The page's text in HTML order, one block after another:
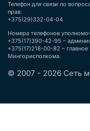
Телефон для связи по
прав:
+375(29)332-04-04
Номера телефонов
+375(17)390-42-95 –
+375(17)218-00-82 – главное
Мингорисполкома.
© 2007 - 2026 Сеть